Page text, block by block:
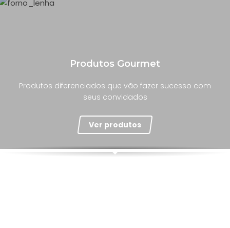
Produtos Gourmet
Produtos diferenciados que vão fazer sucesso com
seus convidados
Ver produtos